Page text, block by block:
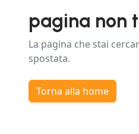
pagina non
La pagina che stai
spostata.
Torna alla home